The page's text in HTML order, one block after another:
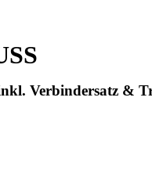
Verbindersatz &